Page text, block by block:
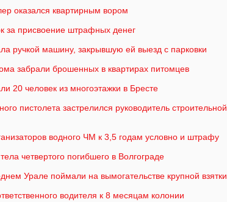
оказался квартирным вором
за присвоение штрафных денег
ручкой машину, закрывшую ей выезд с парковки
забрали брошенных в квартирах питомцев
20 человек из многоэтажки в Бресте
пистолета застрелился руководитель строительной
водного ЧМ к 3,5 годам условно и штрафу
четвертого погибшего в Волгограде
Урале поймали на вымогательстве крупной взятки
водителя к 8 месяцам колонии